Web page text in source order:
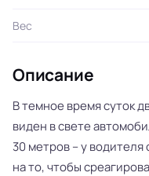
Вес
Описание
В темное время суток
виден в свете
30 метров – у водителя
на то, чтобы